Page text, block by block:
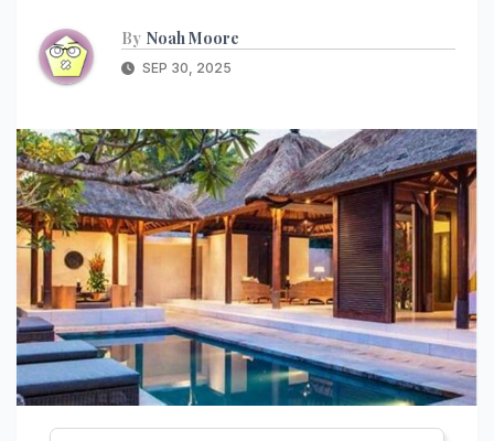
By Noah Moore
SEP 30, 2025